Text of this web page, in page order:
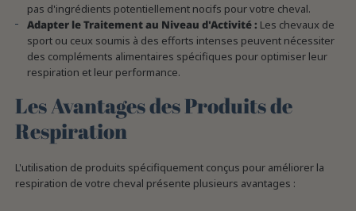
pas d'ingrédients potentiellement nocifs pour votre cheval.
Adapter le Traitement au Niveau d'Activité : Les chevaux de
sport ou ceux soumis à des efforts intenses peuvent nécessiter
des compléments alimentaires spécifiques pour optimiser leur
respiration et leur performance.
Les Avantages des Produits de
Respiration
L'utilisation de produits spécifiquement conçus pour améliorer la
respiration de votre cheval présente plusieurs avantages :